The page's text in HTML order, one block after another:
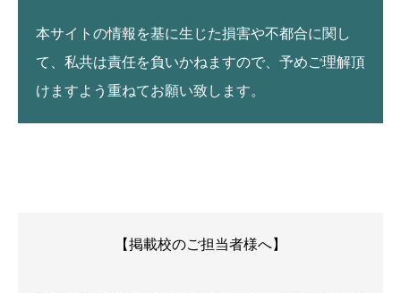
本サイトの情報を基に生じた損害や不都合に関し
て、私共は責任を負いかねますので、予めご理解頂
けますよう重ねてお願い致します。
【掲載校のご担当者様へ】